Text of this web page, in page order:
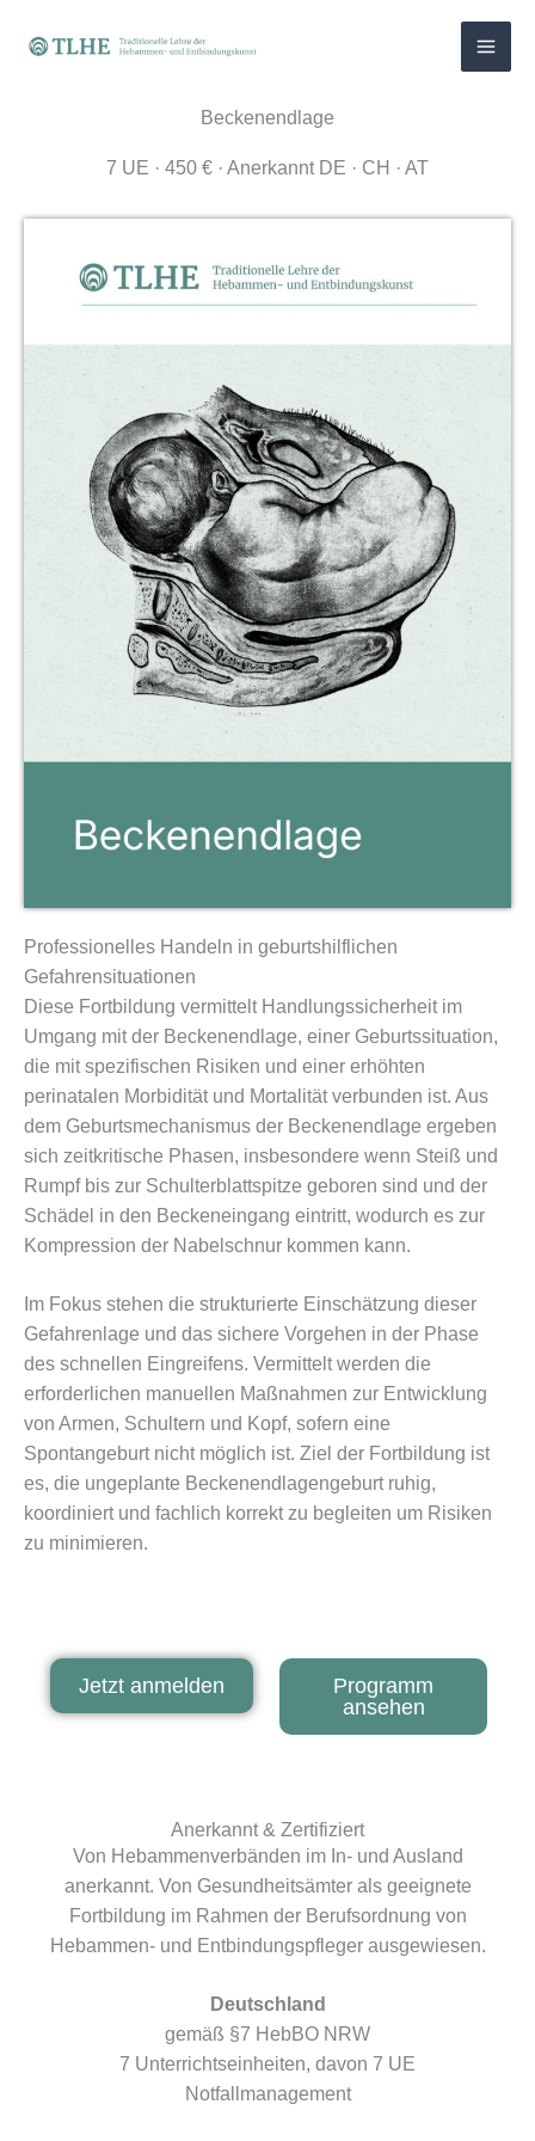
Inhalt
Beckenendlage
7 UE · 450 € · Anerkannt DE · CH · AT
Professionelles Handeln in geburtshilflichen
Gefahrensituationen
Diese Fortbildung vermittelt Handlungssicherheit im
Umgang mit der Beckenendlage, einer Geburts­situation,
die mit spezifischen Risiken und einer erhöhten
perinatalen Morbidität und Mortalität verbunden ist. Aus
dem Geburtsmechanismus der Beckenendlage ergeben
sich zeitkritische Phasen, insbesondere wenn Steiß und
Rumpf bis zur Schulterblattspitze geboren sind und der
Schädel in den Beckeneingang eintritt, wodurch es zur
Kompression der Nabelschnur kommen kann.
Im Fokus stehen die strukturierte Einschätzung dieser
Gefahrenlage und das sichere Vorgehen in der Phase
des schnellen Eingreifens. Vermittelt werden die
erforderlichen manuellen Maßnahmen zur Entwicklung
von Armen, Schultern und Kopf, sofern eine
Spontangeburt nicht möglich ist. Ziel der Fortbildung ist
es, die ungeplante Beckenendlagengeburt ruhig,
koordiniert und fachlich korrekt zu begleiten um Risiken
zu minimieren.
Jetzt anmelden
Programm
ansehen
Anerkannt & Zertifiziert
Von Hebammenverbänden im In- und Ausland
anerkannt. Von Gesundheitsämter als geeignete
Fortbildung im Rahmen der Berufsordnung von
Hebammen- und Entbindungspfleger ausgewiesen.
Deutschland
gemäß §7 HebBO NRW
7 Unterrichtseinheiten, davon 7 UE
Notfallmanagement